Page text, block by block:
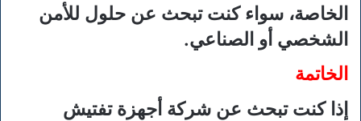
الخاصة، سواء كنت تبحث عن حلول للأمن
الشخصي أو الصناعي.
الخاتمة
إذا كنت تبحث عن شركة أجهزة تفتيش